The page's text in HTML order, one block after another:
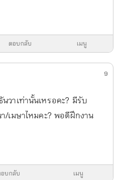
ตอบกลับ เมนู
9
วาเท่านั้นเหรอคะ? มีรับ
/เมษาไหมคะ? พอดีฝึกงาน
อบกลับ เมนู